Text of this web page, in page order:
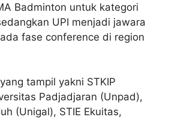
Badminton untuk kategori
UPI menjadi jawara
fase conference di region
tampil yakni STKIP
Padjadjaran (Unpad),
(Unigal), STIE Ekuitas,